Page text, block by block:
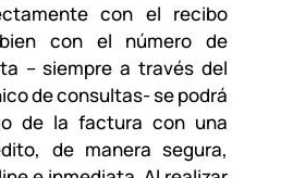
con el recibo
con el número de
– siempre a través del
de consultas- se podrá
de la factura con una
de manera segura,